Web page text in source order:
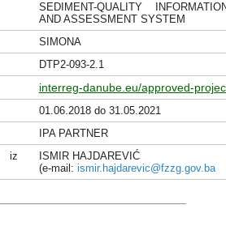
SEDIMENT-QUALITY
AND ASSESSMENT SYSTEM
SIMONA
DTP2-093-2.1
interreg-danube.eu/approved-
01.06.2018 do 31.05.2021
IPA PARTNER
iz
ISMIR HAJDAREVIĆ
(e-mail: ismir.hajdarevic@fzzg.gov.ba